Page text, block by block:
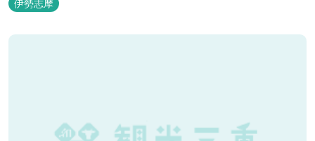
文化12(1815)年に修理したことを墨書している。
伊勢志摩